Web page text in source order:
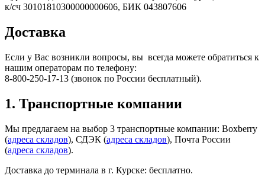
​к/сч 30101810300000000606, БИК 043807606
Доставка
Если у Вас возникли вопросы, вы всегда можете обратиться к
нашим операторам по телефону:
8-800-250-17-13 (звонок по России бесплатный).
1. Транспортные компании
Мы предлагаем на выбор 3 транспортные компании: Boxberry
(адреса складов), СДЭК (адреса складов), Почта России
(адреса складов).
Доставка до терминала в г. Курске: бесплатно.​